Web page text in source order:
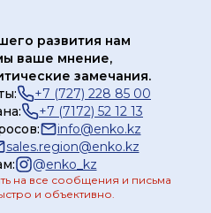
развития нам
ваше мнение,
замечания.
+7 (727) 228 85 00
+7 (7172) 52 12 13
info@enko.kz
sales.region@enko.kz
@enko_kz
на все сообщения и письма
и объективно.